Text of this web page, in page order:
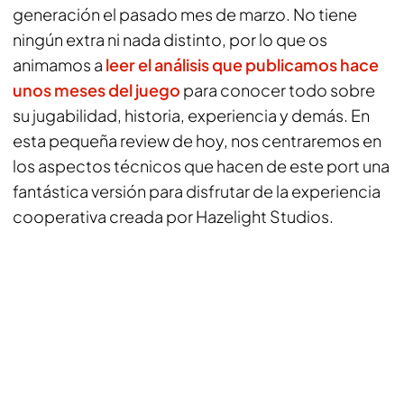
generación el pasado mes de marzo. No tiene
ningún extra ni nada distinto, por lo que os
animamos a leer el análisis que publicamos hace
unos meses del juego para conocer todo sobre
su jugabilidad, historia, experiencia y demás. En
esta pequeña review de hoy, nos centraremos en
los aspectos técnicos que hacen de este port una
fantástica versión para disfrutar de la experiencia
cooperativa creada por Hazelight Studios.